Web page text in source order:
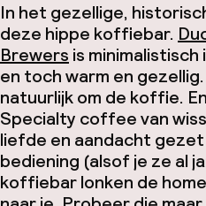
In het gezellige,
deze hippe koffiebar.
Brewers is
en toch warm en
natuurlijk om de koffie.
Specialty coffee van
liefde en aandacht
bediening (alsof je ze al
koffiebar lonken de